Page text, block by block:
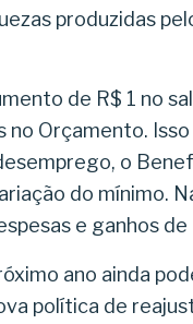
produzidas
de R$ 1 no
Orçamento.
o
do mínimo.
e ganhos
ano ainda
política de